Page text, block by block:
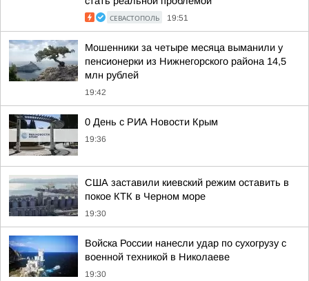
СЕВАСТОПОЛЬ 19:51
Мошенники за четыре месяца выманили у
пенсионерки из Нижнегорского района 14,5
млн рублей
19:42
0 День с РИА Новости Крым
19:36
США заставили киевский режим оставить в
покое КТК в Черном море
19:30
Войска России нанесли удар по сухогрузу с
военной техникой в Николаеве
19:30